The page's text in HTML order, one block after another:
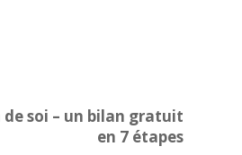
soi – un bilan gratuit
en 7 étapes